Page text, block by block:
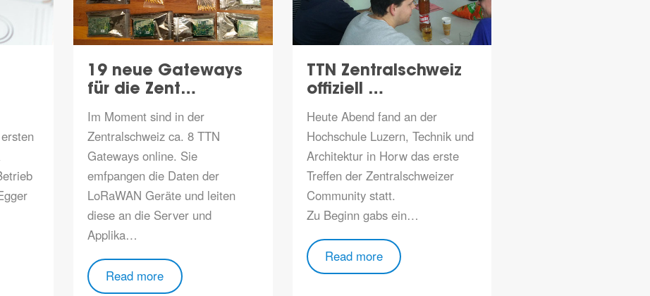
19 neue Gateways
für die Zent…
Im Moment sind in der
Zentralschweiz ca. 8 TTN
Gateways online. Sie
emfpangen die Daten der
LoRaWAN Geräte und leiten
diese an die Server und
Applika…
Read more
TTN Zentralschweiz
offiziell …
Heute Abend fand an der
Hochschule Luzern, Technik und
Architektur in Horw das erste
Treffen der Zentralschweizer
Community statt.
Zu Beginn gabs ein…
Read more